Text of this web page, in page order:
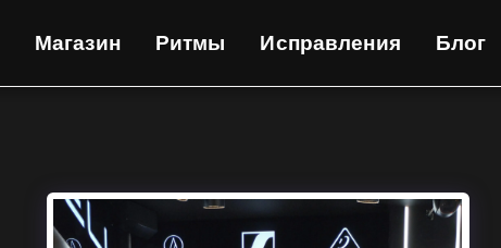
Магазин Ритмы Исправления Блог